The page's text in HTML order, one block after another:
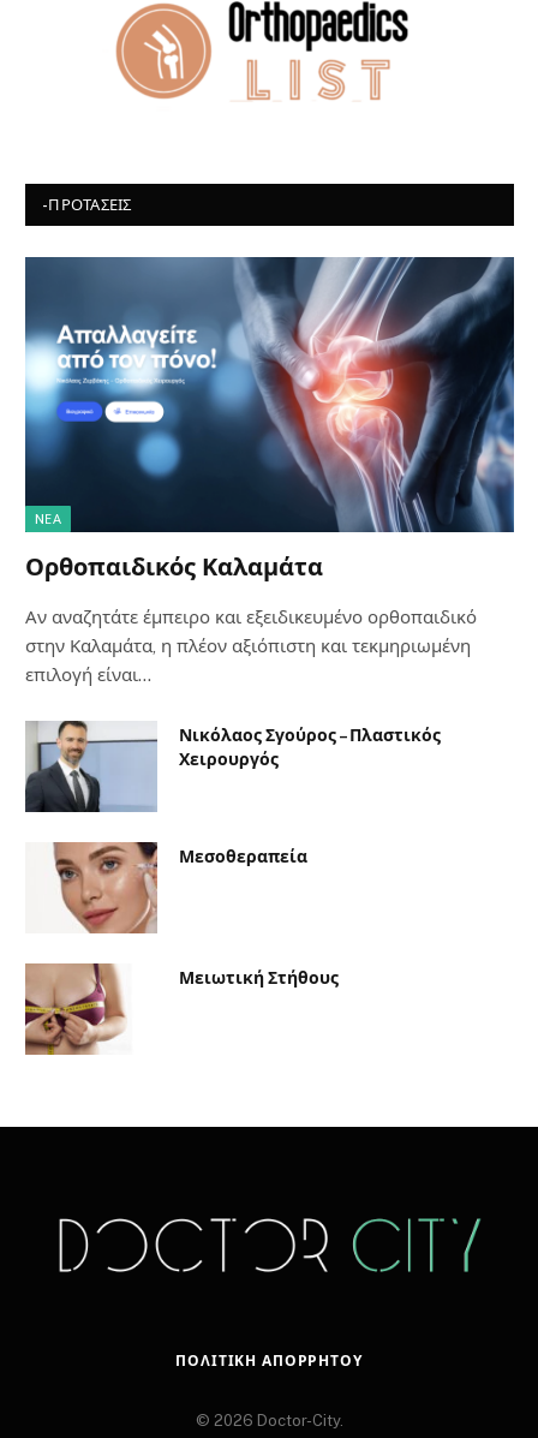
-ΠΡΟΤΆΣΕΙΣ
NΈΑ
Ορθοπαιδικός Καλαμάτα
Αν αναζητάτε έμπειρο και εξειδικευμένο ορθοπαιδικό
στην Καλαμάτα, η πλέον αξιόπιστη και τεκμηριωμένη
επιλογή είναι…
Νικόλαος Σγούρος – Πλαστικός
Χειρουργός
Μεσοθεραπεία
Μειωτική Στήθους
ΠΟΛΙΤΙΚΉ ΑΠΟΡΡΉΤΟΥ
© 2026 Doctor-City.